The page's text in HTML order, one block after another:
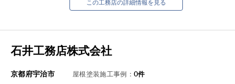
石井工務店株式会社
京都府宇治市 屋根塗装施工事例：0件